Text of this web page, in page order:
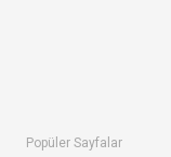
Popüler Sayfalar